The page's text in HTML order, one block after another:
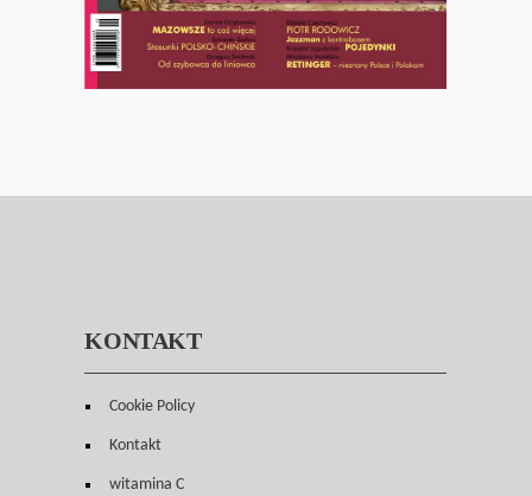
KONTAKT
Cookie Policy
Kontakt
witamina C